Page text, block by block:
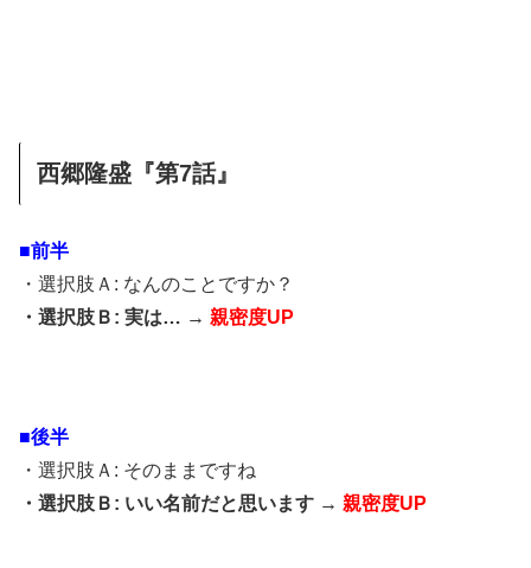
西郷隆盛『第7話』
■前半
・選択肢Ａ: なんのことですか？
・選択肢Ｂ: 実は… → 親密度UP
■後半
・選択肢Ａ: そのままですね
・選択肢Ｂ: いい名前だと思います → 親密度UP